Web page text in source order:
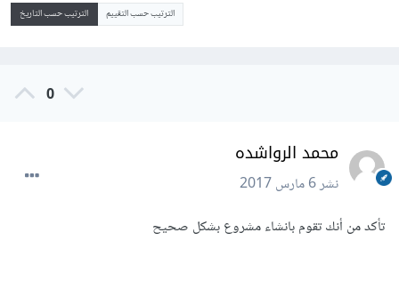
الترتيب حسب التقييم الترتيب حسب التاريخ
0
محمد الرواشده
نشر6 مارس 2017
تأكد من أنك تقوم بانشاء مشروع بشكل صحيح